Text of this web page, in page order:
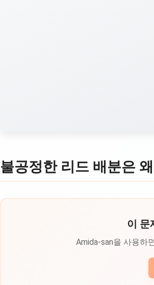
불공정한 리드 배분은
이 문
Amida-san을 사용하